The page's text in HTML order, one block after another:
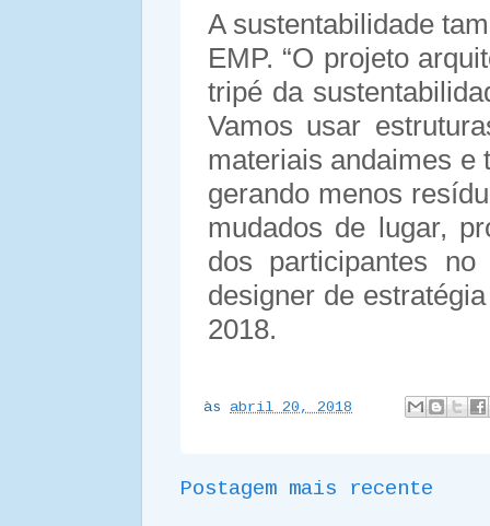
A sustentabilidade
EMP. “O projeto
tripé da
Vamos usar
materiais andaimes e
gerando menos
mudados de lugar,
dos participantes
designer de
2018.
às abril 20, 2018
Postagem mais recente